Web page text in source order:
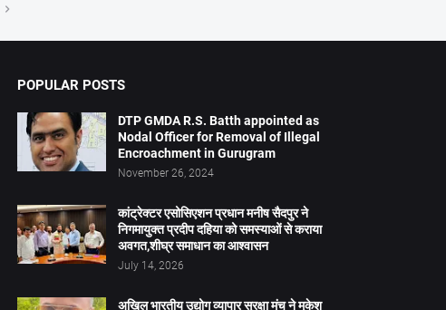
POPULAR POSTS
DTP GMDA R.S. Batth appointed as
Nodal Officer for Removal of Illegal
Encroachment in Gurugram
November 26, 2024
कांट्रेक्टर एसोसिएशन प्रधान मनीष सैदपुर ने
निगमायुक्त प्रदीप दहिया को समस्याओं से कराया
अवगत,शीघ्र समाधान का आश्वासन
July 14, 2026
अखिल भारतीय उद्योग व्यापार सुरक्षा मंच ने मुकेश